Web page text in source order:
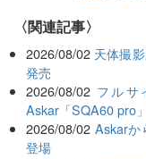
関連記事
2026/08/02 天体撮
発売
2026/08/02 フルサ
Askar「SQA60 pro
2026/08/02 Askarか
登場